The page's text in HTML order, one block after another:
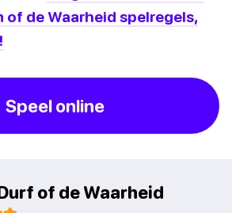
of de Waarheid spelregels,
Speel online
of de Waarheid